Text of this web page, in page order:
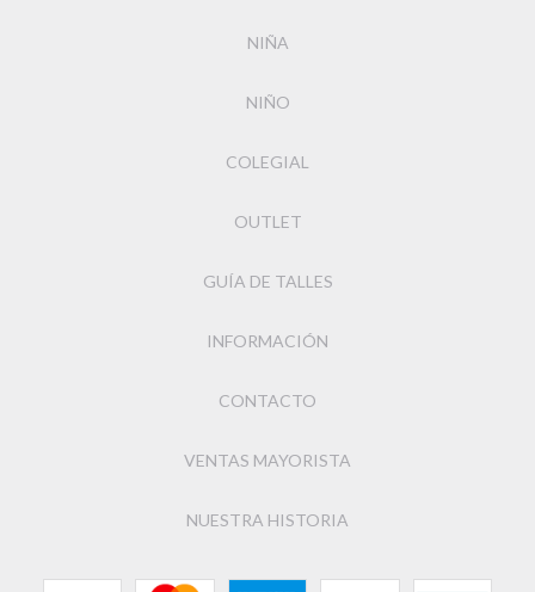
NIÑA
NIÑO
COLEGIAL
OUTLET
GUÍA DE TALLES
INFORMACIÓN
CONTACTO
VENTAS MAYORISTA
NUESTRA HISTORIA